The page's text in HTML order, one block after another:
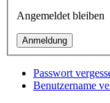
Angemeldet bleiben
Passwort
Benutzername